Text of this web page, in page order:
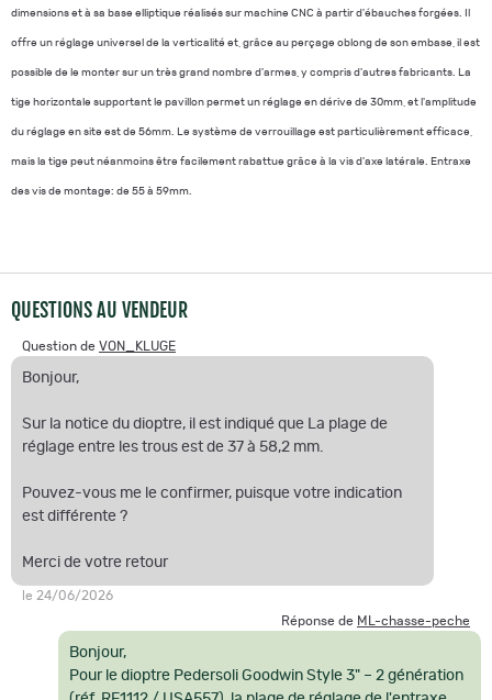
dimensions et à sa base elliptique réalisés sur machine CNC à partir d'ébauches forgées. Il
offre un réglage universel de la verticalité et, grâce au perçage oblong de son embase, il est
possible de le monter sur un très grand nombre d'armes, y compris d'autres fabricants. La
tige horizontale supportant le pavillon permet un réglage en dérive de 30mm, et l'amplitude
du réglage en site est de 56mm. Le système de verrouillage est particulièrement efficace,
mais la tige peut néanmoins être facilement rabattue grâce à la vis d'axe latérale. Entraxe
des vis de montage: de 55 à 59mm.
QUESTIONS AU VENDEUR
Question de VON_KLUGE
Bonjour,
Sur la notice du dioptre, il est indiqué que La plage de
réglage entre les trous est de 37 à 58,2 mm.
Pouvez-vous me le confirmer, puisque votre indication
est différente ?
Merci de votre retour
le 24/06/2026
Réponse de ML-chasse-peche
Bonjour,
Pour le dioptre Pedersoli Goodwin Style 3" – 2 génération